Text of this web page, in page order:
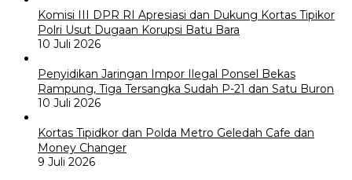
Komisi III DPR RI Apresiasi dan Dukung Kortas Tipikor
Polri Usut Dugaan Korupsi Batu Bara
10 Juli 2026
Penyidikan Jaringan Impor Ilegal Ponsel Bekas
Rampung, Tiga Tersangka Sudah P-21 dan Satu Buron
10 Juli 2026
Kortas Tipidkor dan Polda Metro Geledah Cafe dan
Money Changer
9 Juli 2026